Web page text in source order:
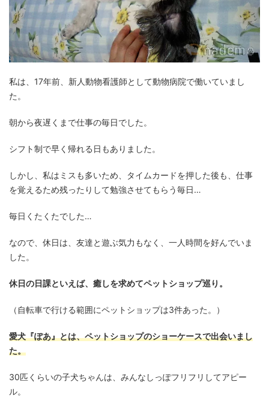
私は、17年前、新人動物看護師として動物病院で働いていまし
た。
朝から夜遅くまで仕事の毎日でした。
シフト制で早く帰れる日もありました。
しかし、私はミスも多いため、タイムカードを押した後も、仕事
を覚えるため残ったりして勉強させてもらう毎日…
毎日くたくたでした…
なので、休日は、友達と遊ぶ気力もなく、一人時間を好んでいま
した。
休日の日課といえば、癒しを求めてペットショップ巡り。
（自転車で行ける範囲にペットショップは3件あった。）
愛犬『ぽあ』とは、ペットショップのショーケースで出会いまし
た。
30匹くらいの子犬ちゃんは、みんなしっぽフリフリしてアピー
ル。